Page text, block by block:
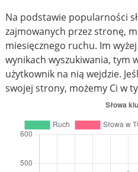
Na podstawie popularności
zajmowanych przez stronę,
miesięcznego ruchu. Im
wynikach wyszukiwania, tym
użytkownik na nią wejdzie.
swojej strony, możemy Ci w